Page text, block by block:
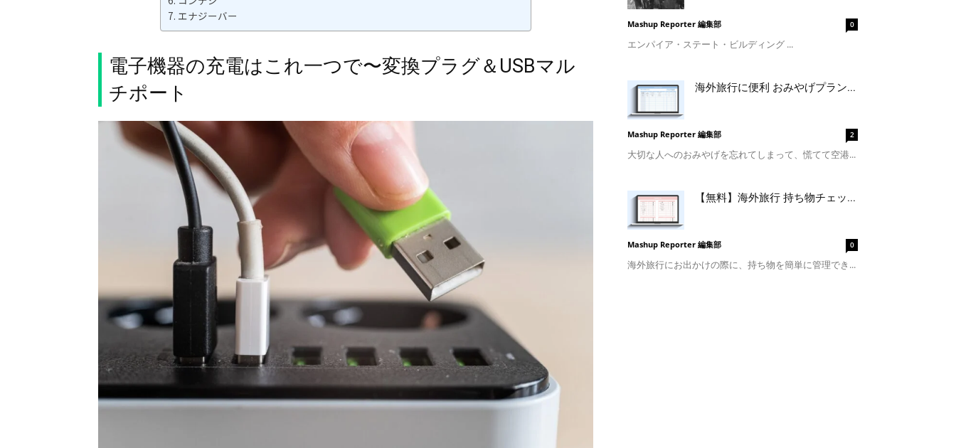
エナジーバー
電子機器の充電はこれ一つで〜変換プラグ＆USBマル
チポート
Mashup Reporter 編集部 0
エンパイア・ステート・ビルディング ...
海外旅行に便利 おみやげプラン...
Mashup Reporter 編集部 2
大切な人へのおみやげを忘れてしまって、慌てて空港...
【無料】海外旅行 持ち物チェッ...
Mashup Reporter 編集部 0
海外旅行にお出かけの際に、持ち物を簡単に管理でき...